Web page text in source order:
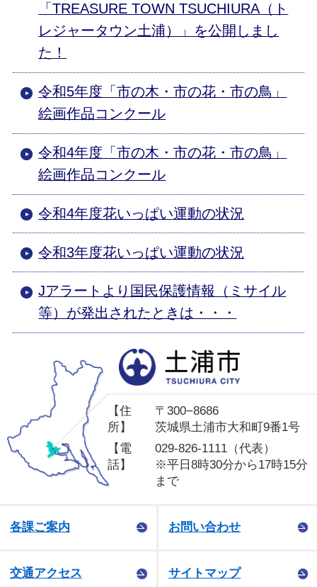
「TREASURE TOWN TSUCHIURA（ト
レジャータウン土浦）」を公開しまし
た！
令和5年度「市の木・市の花・市の鳥」
絵画作品コンクール
令和4年度「市の木・市の花・市の鳥」
絵画作品コンクール
令和4年度花いっぱい運動の状況
令和3年度花いっぱい運動の状況
Jアラートより国民保護情報（ミサイル
等）が発出されたときは・・・
【住
所】
〒300−8686
茨城県土浦市大和町9番1号
【電
話】
029-826-1111（代表）
※平日8時30分から17時15分
まで
各課ご案内 お問い合わせ
交通アクセス サイトマップ